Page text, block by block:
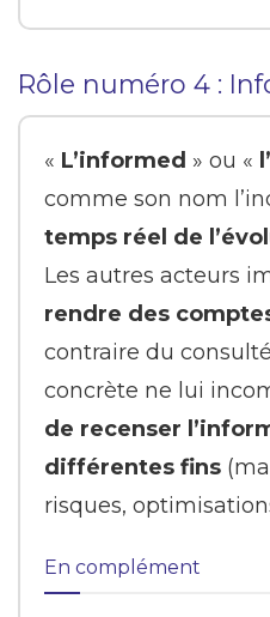
Rôle numéro 4 :
« L’informed » ou «
comme son nom
temps réel de
Les autres acteurs
rendre des
contraire du
concrète ne lui
de recenser
différentes fins
risques,
En complément